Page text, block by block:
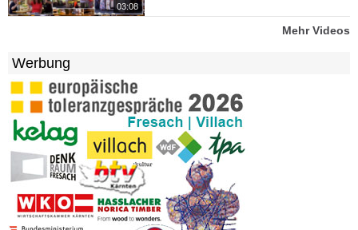
03:08
Mehr Videos
Werbung